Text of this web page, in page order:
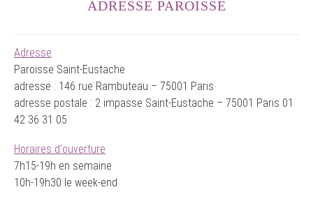
ADRESSE PAROISSE
Adresse
Paroisse Saint-Eustache
adresse : 146 rue Rambuteau – 75001 Paris
adresse postale : 2 impasse Saint-Eustache – 75001 Paris 01
42 36 31 05
Horaires d'ouverture
7h15-19h en semaine
10h-19h30 le week-end